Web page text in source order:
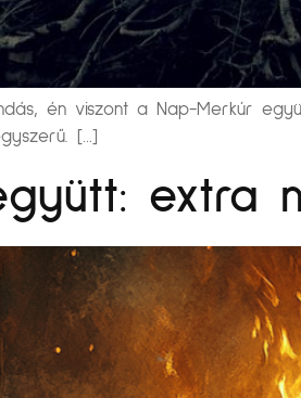
én viszont a Nap-Merkúr
[…]
extra